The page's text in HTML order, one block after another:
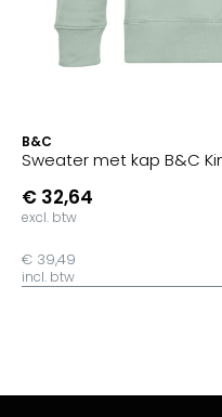
B&C
Sweater met kap B&C
€ 32,64
excl. btw
€ 39,49
incl. btw